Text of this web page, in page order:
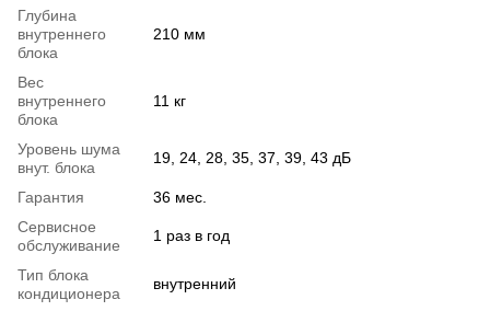
Глубина
внутреннего
блока
210 мм
Вес
внутреннего
блока
11 кг
Уровень шума
внут. блока
19, 24, 28, 35, 37, 39, 43 дБ
Гарантия
36 мес.
Сервисное
обслуживание
1 раз в год
Тип блока
кондиционера
внутренний